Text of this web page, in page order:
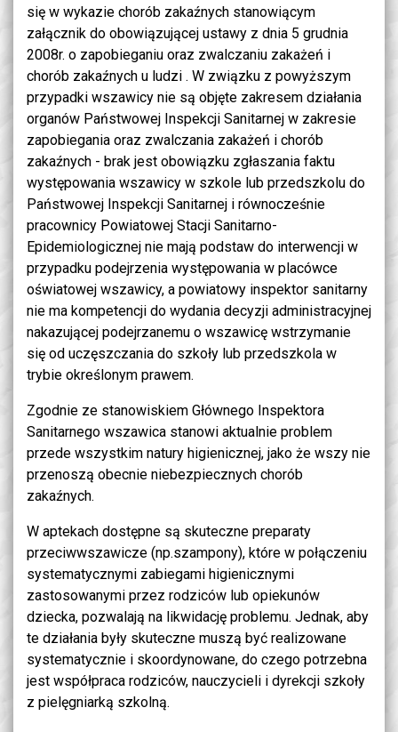
się w wykazie chorób zakaźnych stanowiącym
załącznik do obowiązującej ustawy z dnia 5 grudnia
2008r. o zapobieganiu oraz zwalczaniu zakażeń i
chorób zakaźnych u ludzi . W związku z powyższym
przypadki wszawicy nie są objęte zakresem działania
organów Państwowej Inspekcji Sanitarnej w zakresie
zapobiegania oraz zwalczania zakażeń i chorób
zakaźnych - brak jest obowiązku zgłaszania faktu
występowania wszawicy w szkole lub przedszkolu do
Państwowej Inspekcji Sanitarnej i równocześnie
pracownicy Powiatowej Stacji Sanitarno-
Epidemiologicznej nie mają podstaw do interwencji w
przypadku podejrzenia występowania w placówce
oświatowej wszawicy, a powiatowy inspektor sanitarny
nie ma kompetencji do wydania decyzji administracyjnej
nakazującej podejrzanemu o wszawicę wstrzymanie
się od uczęszczania do szkoły lub przedszkola w
trybie określonym prawem.
Zgodnie ze stanowiskiem Głównego Inspektora
Sanitarnego wszawica stanowi aktualnie problem
przede wszystkim natury higienicznej, jako że wszy nie
przenoszą obecnie niebezpiecznych chorób
zakaźnych.
W aptekach dostępne są skuteczne preparaty
przeciwwszawicze (np.szampony), które w połączeniu
systematycznymi zabiegami higienicznymi
zastosowanymi przez rodziców lub opiekunów
dziecka, pozwalają na likwidację problemu. Jednak, aby
te działania były skuteczne muszą być realizowane
systematycznie i skoordynowane, do czego potrzebna
jest współpraca rodziców, nauczycieli i dyrekcji szkoły
z pielęgniarką szkolną.